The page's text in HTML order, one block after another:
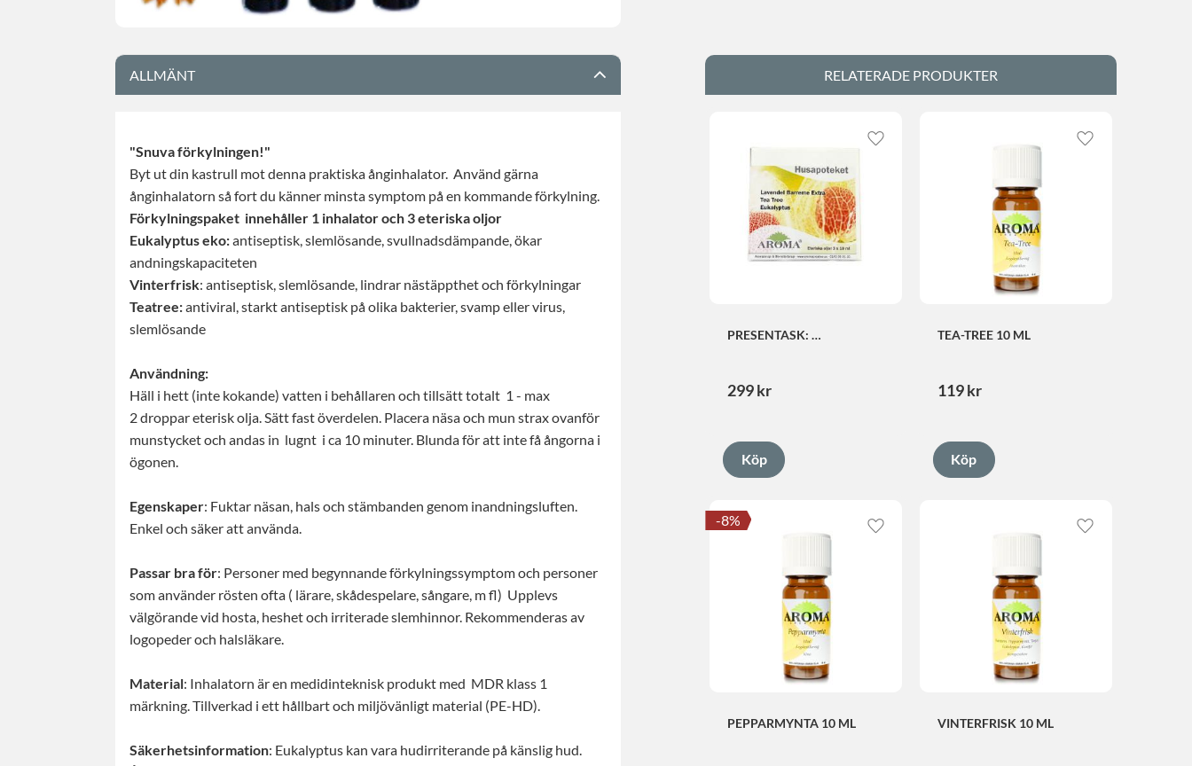
ALLMÄNT
"Snuva förkylningen!"
Byt ut din kastrull mot denna praktiska ånginhalator. Använd gärna
ånginhalatorn så fort du känner minsta symptom på en kommande förkylning.
Förkylningspaket innehåller 1 inhalator och 3 eteriska oljor
Eukalyptus eko:antiseptisk, slemlösande, svullnadsdämpande, ökar
andningskapaciteten
Vinterfrisk: antiseptisk, slemlösande, lindrar nästäppthet och förkylningar
Teatree:antiviral, starkt antiseptisk på olika bakterier, svamp eller virus,
slemlösande
Användning:
Häll i hett (inte kokande) vatten i behållaren och tillsätt totalt 1 - max
2 droppar eterisk olja. Sätt fast överdelen. Placera näsa och mun strax ovanför
munstycket och andas in lugnt i ca 10 minuter. Blunda för att inte få ångorna i
ögonen.
Egenskaper: Fuktar näsan, hals och stämbanden genom inandningsluften.
Enkel och säker att använda.
Passar bra för: Personer med begynnande förkylningssymptom och personer
som använder rösten ofta ( lärare, skådespelare, sångare, m fl) Upplevs
välgörande vid hosta, heshet och irriterade slemhinnor. Rekommenderas av
logopeder och halsläkare.
Material: Inhalatorn är en medidinteknisk produkt med MDR klass 1
märkning. Tillverkad i ett hållbart och miljövänligt material (PE-HD).
Säkerhetsinformation: Eukalyptus kan vara hudirriterande på känslig hud.
RELATERADE PRODUKTER
PRESENTASK:
299kr
Lägg till i favoriter
TEA-TREE 10 ML
119kr
Lägg till i
PEPPARMYNTA 10 ML
8%
Lägg till i favoriter
VINTERFRISK 10 ML
Lägg till i